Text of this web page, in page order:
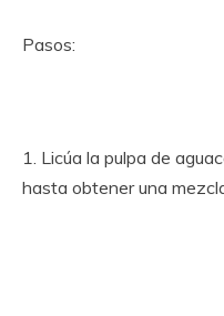
Pasos:
1. Licúa la pulpa de
hasta obtener una